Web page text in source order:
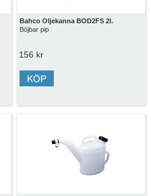
Bahco Oljekanna BOD2FS 2l.
Böjbar pip
156 kr